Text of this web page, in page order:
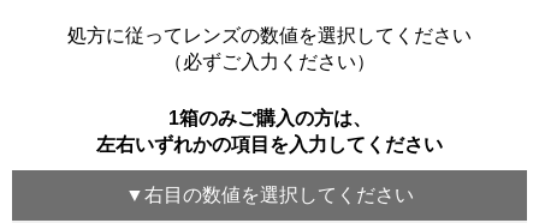
処方に従ってレンズの数値を選択してください
（必ずご入力ください）
1箱のみご購入の方は、
左右いずれかの項目を入力してください
▼右目 の数値を選択してください